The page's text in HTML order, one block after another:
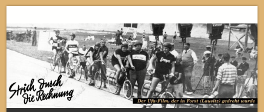
content
Strich durch die Rechnung